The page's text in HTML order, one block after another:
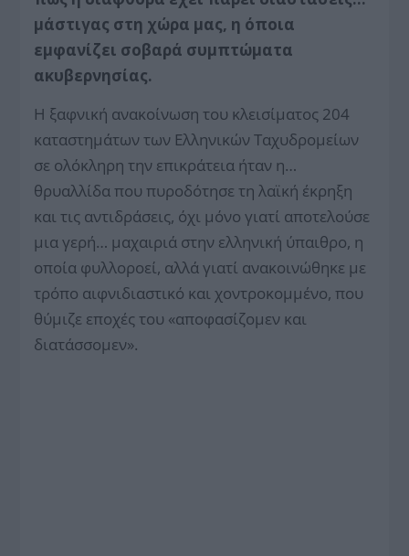
μάστιγας στη χώρα μας, η όποια
εμφανίζει σοβαρά συμπτώματα
ακυβερνησίας.
Η ξαφνική ανακοίνωση του κλεισίματος 204
καταστημάτων των Ελληνικών Ταχυδρομείων
σε ολόκληρη την επικράτεια ήταν η…
θρυαλλίδα που πυροδότησε τη λαϊκή έκρηξη
και τις αντιδράσεις, όχι μόνο γιατί αποτελούσε
μια γερή… μαχαιριά στην ελληνική ύπαιθρο, η
οποία φυλλοροεί, αλλά γιατί ανακοινώθηκε με
τρόπο αιφνιδιαστικό και χοντροκομμένο, που
θύμιζε εποχές του «αποφασίζομεν και
διατάσσομεν».